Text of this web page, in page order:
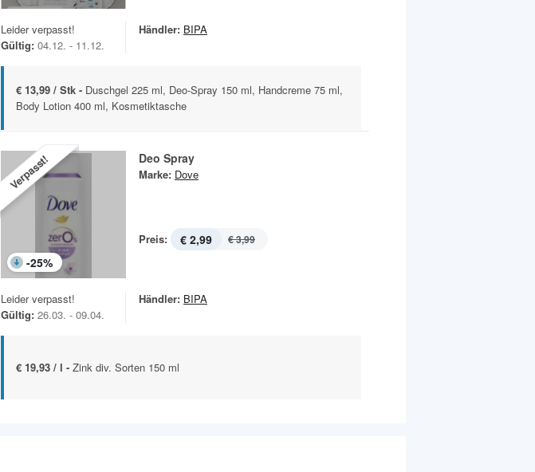
Leider verpasst!
Gültig: 04.12. - 11.12.
Händler: BIPA
€ 13,99 / Stk - Duschgel 225 ml, Deo-Spray 150 ml, Handcreme 75 ml,
Body Lotion 400 ml, Kosmetiktasche
Verpasst!
-25%
Deo Spray
Marke: Dove
Preis: € 2,99 € 3,99
Leider verpasst!
Gültig: 26.03. - 09.04.
Händler: BIPA
€ 19,93 / l - Zink div. Sorten 150 ml